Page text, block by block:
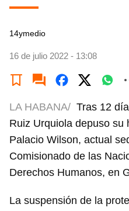
14ymedio
16 de julio 2022 - 13:08
LA HABANA/ Tras 12
Ruiz Urquiola depuso su
Palacio Wilson, actual
Comisionado de las
Derechos Humanos, en
La suspensión de la